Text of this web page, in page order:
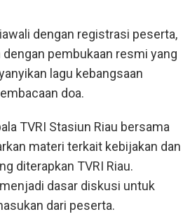
dengan registrasi peserta,
pembukaan resmi yang
lagu kebangsaan
doa.
TVRI Stasiun Riau bersama
materi terkait kebijakan dan
diterapkan TVRI Riau.
dasar diskusi untuk
dari peserta.